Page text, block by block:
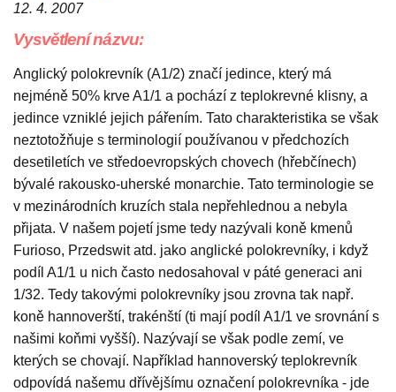
12. 4. 2007
Vysvětlení názvu:
Anglický polokrevník (A1/2) značí jedince, který má
nejméně 50% krve A1/1 a pochází z teplokrevné klisny, a
jedince vzniklé jejich pářením. Tato charakteristika se však
neztotožňuje s terminologií používanou v předchozích
desetiletích ve středoevropských chovech (hřebčínech)
bývalé rakousko-uherské monarchie. Tato terminologie se
v mezinárodních kruzích stala nepřehlednou a nebyla
přijata. V našem pojetí jsme tedy nazývali koně kmenů
Furioso, Przedswit atd. jako anglické polokrevníky, i když
podíl A1/1 u nich často nedosahoval v páté generaci ani
1/32. Tedy takovými polokrevníky jsou zrovna tak např.
koně hannoverští, trakénští (ti mají podíl A1/1 ve srovnání s
našimi koňmi vyšší). Nazývají se však podle zemí, ve
kterých se chovají. Například hannoverský teplokrevník
odpovídá našemu dřívějšímu označení polokrevníka - jde